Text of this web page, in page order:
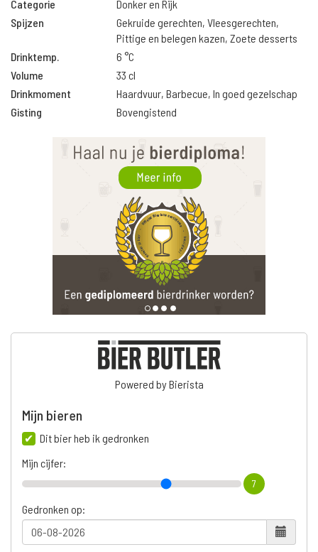
Categorie
Donker en Rijk
Spijzen
Gekruide gerechten, Vleesgerechten,
Pittige en belegen kazen, Zoete desserts
Drinktemp.
6 °C
Volume
33 cl
Drinkmoment
Haardvuur, Barbecue, In goed gezelschap
Gisting
Bovengistend
Powered by Bierista
Mijn bieren
Dit bier heb ik gedronken
Mijn cijfer:
7
Gedronken op: